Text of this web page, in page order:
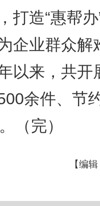
打造“惠帮
企业群众解
以来，共开
余件、节
（完）
【编